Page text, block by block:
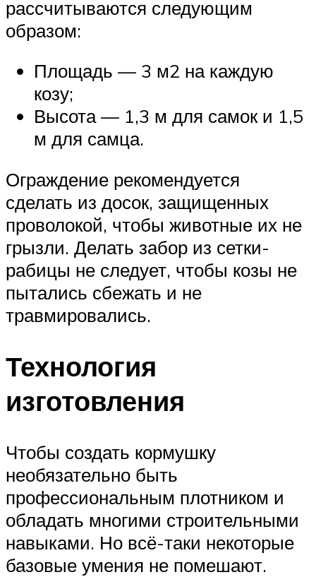
рассчитываются следующим
образом:
Площадь — 3 м2 на каждую
козу;
Высота — 1,3 м для самок и 1,5
м для самца.
Ограждение рекомендуется
сделать из досок, защищенных
проволокой, чтобы животные их не
грызли. Делать забор из сетки-
рабицы не следует, чтобы козы не
пытались сбежать и не
травмировались.
Технология
изготовления
Чтобы создать кормушку
необязательно быть
профессиональным плотником и
обладать многими строительными
навыками. Но всё-таки некоторые
базовые умения не помешают.